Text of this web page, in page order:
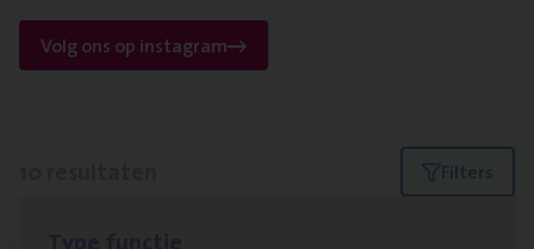
Volg ons op instagram
Filters